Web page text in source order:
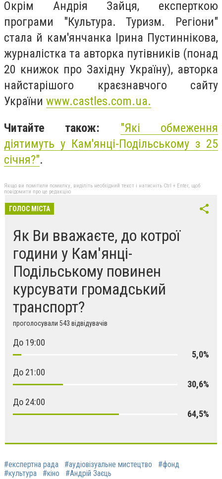
Окрім Андрія Зайця, експерткою
програми "Культура. Туризм. Регіони"
стала й кам'янчанка Ірина Пустиннікова,
журналістка та авторка путівників (понад
20 книжок про Західну Україну), авторка
найстарішого краєзнавчого сайту
України www.castles.com.ua.
Читайте також: "Які обмеження
діятимуть у Кам'янці-Подільському з 25
січня?".
Якщо ви помітили помилку, виділіть необхідний текст і натисніть Ctrl + Enter, щоб
повідомити про це редакцію
ГОЛОС МІСТА
Як Ви вважаєте, до котрої
години у Кам'янці-
Подільському повинен
курсувати громадський
транспорт?
проголосували 543 відвідувачів
До 19:00
5,0%
До 21:00
30,6%
До 24:00
64,5%
#експертна рада #аудіовізуальне мистецтво
#фонд
#культура
#кіно #Андрій Заєць